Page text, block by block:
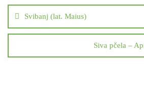
Svibanj (lat. Maius)
Siva pčela –